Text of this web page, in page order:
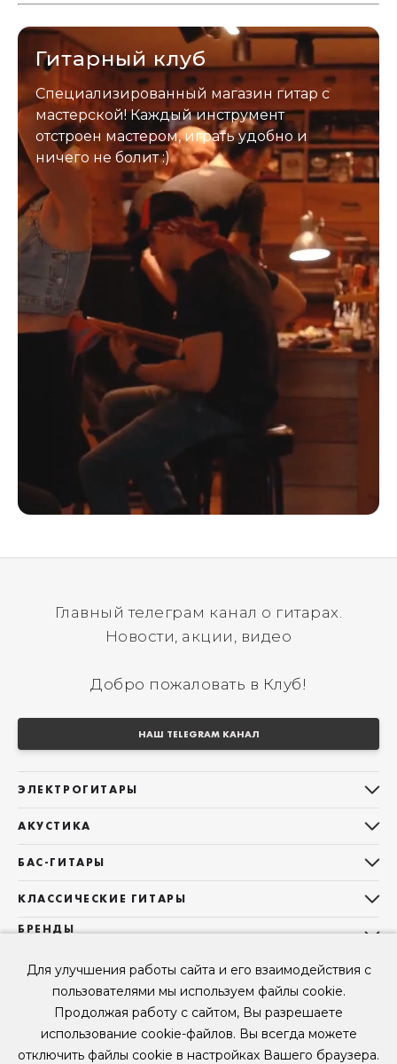
Для улучшения работы сайта и его взаимодействия с
пользователями мы используем файлы cookie.
Продолжая работу с сайтом, Вы разрешаете
использование cookie-файлов. Вы всегда можете
отключить файлы cookie в настройках Вашего браузера.
застрахован. Случись что -
Гитарный клуб
Специализированный магазин гитар с
мастерской! Каждый инструмент
отстроен мастером, играть удобно и
ничего не болит :)
Главный телеграм канал о гитарах.
Новости, акции, видео
Добро пожаловать в Клуб!
НАШ TELEGRAM КАНАЛ
ЭЛЕКТРОГИТАРЫ
Telecaster
Les Paul
Superstrat
АКУСТИКА
Фолки (ОМ, 000, 00)
Гранд Аудиториум
Б/У, уцененные гитары
БАС-ГИТАРЫ
Precision Bass
Б/У, уцененные гитары
КЛАССИЧЕСКИЕ ГИТАРЫ
Все классические гитары
Б/У, уцененные гитары
БРЕНДЫ
Sigma Guitars
Enya Guitars
Fender
Gibson
Контакты
Мы в Telegram
Мы в ВК
Мы в YouTube